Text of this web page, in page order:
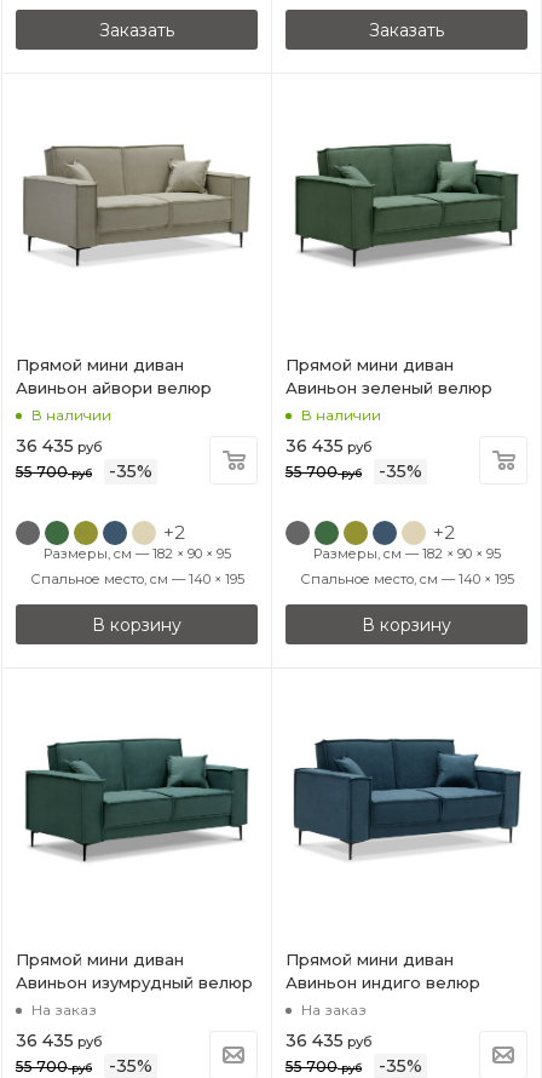
Заказать Заказать
Прямой мини диван
Авиньон айвори велюр
В наличии
36 435 руб
55 700руб -35%
+2
Размеры, см — 182 × 90 × 95
Спальное место, см — 140 × 195
В корзину
Прямой мини диван
Авиньон зеленый велюр
В наличии
36 435 руб
55 700руб -35%
+2
Размеры, см — 182 × 90 × 95
Спальное место, см — 140 × 195
В корзину
Прямой мини диван
Авиньон изумрудный велюр
На заказ
36 435 руб
55 700руб -35%
Прямой мини диван
Авиньон индиго велюр
На заказ
36 435 руб
55 700руб -35%